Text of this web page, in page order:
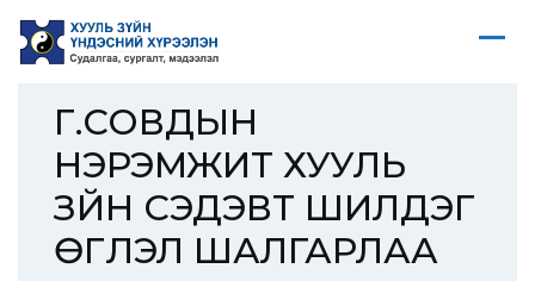
Г.СОВДЫН
НЭРЭМЖИТ ХУУЛЬ
ЗҮЙН СЭДЭВТ ШИЛДЭГ
ӨГҮҮЛЭЛ ШАЛГАРЛАА